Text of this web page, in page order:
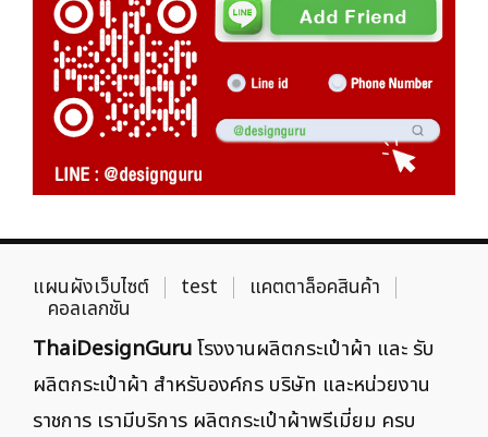
แผนผังเว็บไซต์ test แคตตาล็อคสินค้า
คอลเลกชัน
ThaiDesignGuruโรงงานผลิตกระเป๋าผ้า และ รับ
ผลิตกระเป๋าผ้า สำหรับองค์กร บริษัท และหน่วยงาน
ราชการ เรามีบริการ ผลิตกระเป๋าผ้าพรีเมี่ยม ครบ